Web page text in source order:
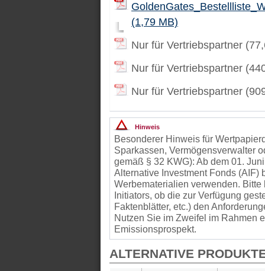
(1,79 MB)
Nur für Vertriebspartner
Nur für Vertriebspartner
Nur für Vertriebspartner
Hinweis
Besonderer Hinweis für
Sparkassen, Vermögensverwalter
gemäß § 32 KWG): Ab dem 01.
Alternative Investment Fonds (AIF)
Werbematerialien verwenden.
Initiators, ob die zur Verfügung
Faktenblätter, etc.) den
Nutzen Sie im Zweifel im Rahmen
Emissionsprospekt.
ALTERNATIVE